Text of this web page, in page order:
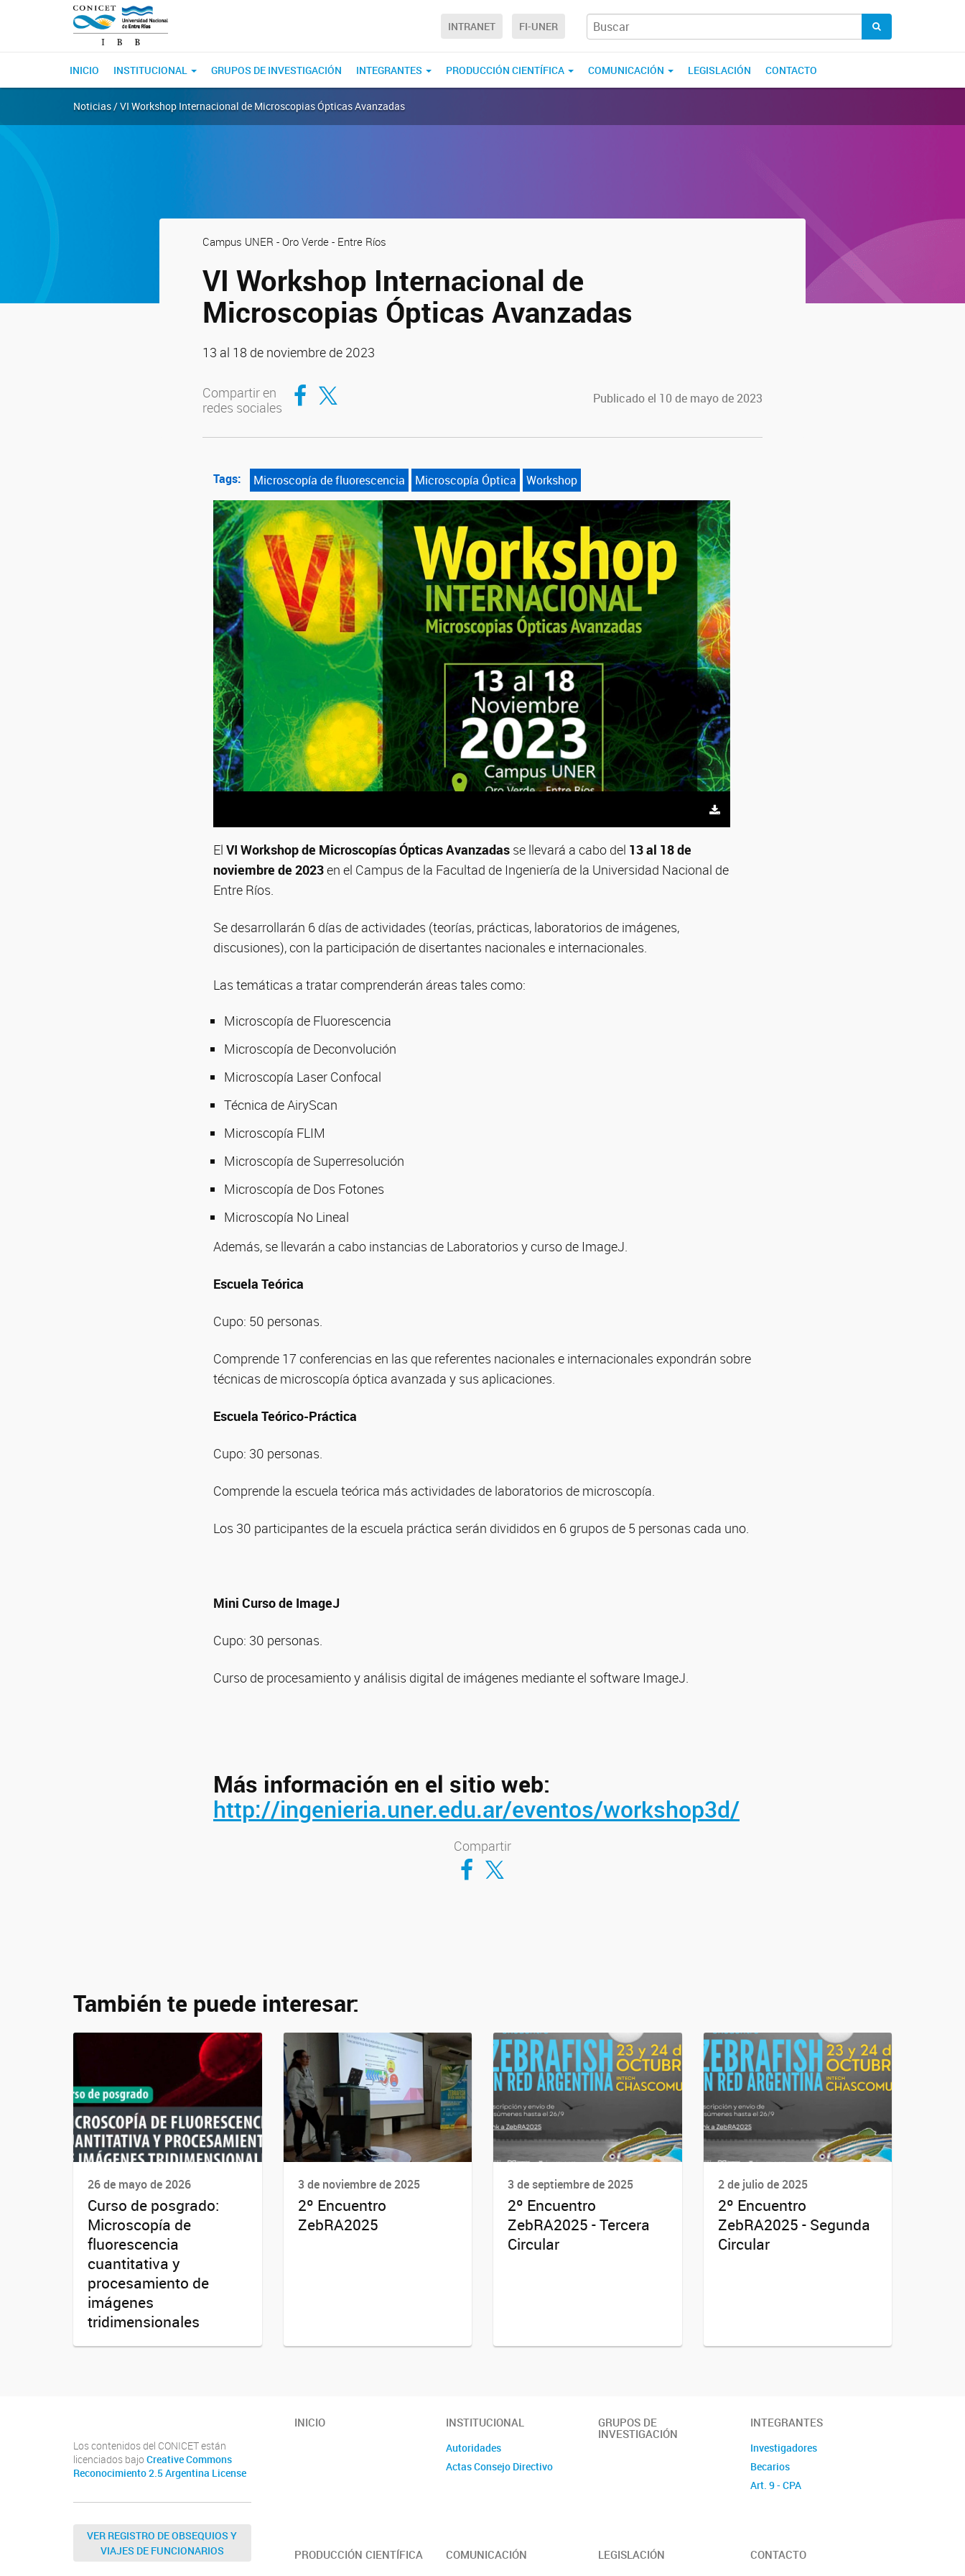
INTRANET FI-UNER
INICIO INSTITUCIONAL GRUPOS DE INVESTIGACIÓN INTEGRANTES PRODUCCIÓN CIENTÍFICA COMUNICACIÓN LEGISLACIÓN CONTACTO
Noticias / VI Workshop Internacional de Microscopias Ópticas Avanzadas
Campus UNER - Oro Verde - Entre Ríos
VI Workshop Internacional de
Microscopias Ópticas Avanzadas
13 al 18 de noviembre de 2023
Compartir en
redes sociales
Compartir en Facebook
Compartir en Twitter Publicado el 10 de mayo de 2023
Tags: Microscopía de fluorescencia Microscopía Óptica Workshop
El VI Workshop de Microscopías Ópticas Avanzadas se llevará a cabo del 13 al 18 de
noviembre de 2023en el Campus de la Facultad de Ingeniería de la Universidad Nacional de
Entre Ríos.
Se desarrollarán 6 días de actividades (teorías, prácticas, laboratorios de imágenes,
discusiones), con la participación de disertantes nacionales e internacionales.
Las temáticas a tratar comprenderán áreas tales como:
Microscopía de Fluorescencia
Microscopía de Deconvolución
Microscopía Laser Confocal
Técnica de AiryScan
Microscopía FLIM
Microscopía de Superresolución
Microscopía de Dos Fotones
Microscopía No Lineal
Además, se llevarán a cabo instancias de Laboratorios y curso de ImageJ.
Escuela Teórica
Cupo: 50 personas.
Comprende 17 conferencias en las que referentes nacionales e internacionales expondrán sobre
técnicas de microscopía óptica avanzada y sus aplicaciones.
Escuela Teórico-Práctica
Cupo: 30 personas.
Comprende la escuela teórica más actividades de laboratorios de microscopía.
Los 30 participantes de la escuela práctica serán divididos en 6 grupos de 5 personas cada uno.
Mini Curso de ImageJ
Cupo: 30 personas.
Curso de procesamiento y análisis digital de imágenes mediante el software ImageJ.
Más información en el sitio web:
http://ingenieria.uner.edu.ar/eventos/workshop3d/
Compartir
Compartir en Facebook
Compartir en Twitter
También te puede interesar:
26 de mayo de 2026
Curso de posgrado:
Microscopía de
fluorescencia
cuantitativa y
procesamiento de
imágenes
tridimensionales
3 de noviembre de 2025
2º Encuentro
ZebRA2025
3 de septiembre de 2025
2º Encuentro
ZebRA2025 - Tercera
Circular
2 de julio de 2025
2º Encuentro
ZebRA2025 - Segunda
Circular
Los contenidos del CONICET están
licenciados bajo Creative Commons
Reconocimiento 2.5 Argentina License
VER REGISTRO DE OBSEQUIOS Y
VIAJES DE FUNCIONARIOS
INICIO INSTITUCIONAL
Autoridades
Actas Consejo Directivo
GRUPOS DE
INVESTIGACIÓN
INTEGRANTES
Investigadores
Becarios
Art. 9 - CPA
PRODUCCIÓN CIENTÍFICA COMUNICACIÓN LEGISLACIÓN CONTACTO